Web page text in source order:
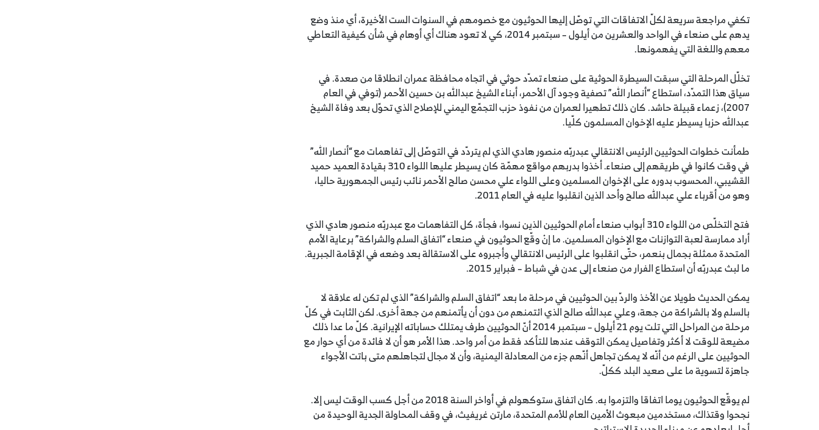
تكفي مراجعة سريعة لكلّ الاتفاقات التي توصّل إليها الحوثيون مع خصومهم في السنوات الست الأخيرة، أي منذ وضع
يدهم على صنعاء في الواحد والعشرين من أيلول – سبتمبر 2014، كي لا تعود هناك أي أوهام في شأن كيفية التعاطي
معهم واللغة التي يفهمونها.
تخلّل المرحلة التي سبقت السيطرة الحوثية على صنعاء تمدّد حوثي في اتجاه محافظة عمران انطلاقا من صعدة. في
سياق هذا التمدّد، استطاع “أنصار الله” تصفية وجود آل الأحمر، أبناء الشيخ عبدالله بن حسين الأحمر (توفي في العام
2007)، زعماء قبيلة حاشد. كان ذلك تطهيرا لعمران من نفوذ حزب التجمّع اليمني للإصلاح الذي تحوّل بعد وفاة الشيخ
عبدالله حزبا يسيطر عليه الإخوان المسلمون كلّيا.
طمأنت خطوات الحوثيين الرئيس الانتقالي عبدربّه منصور هادي الذي لم يتردّد في التوصّل إلى تفاهمات مع “أنصار الله”
في وقت كانوا في طريقهم إلى صنعاء. أخذوا بدربهم مواقع مهمّة كان يسيطر عليها اللواء 310 بقيادة العميد حميد
القشيبي، المحسوب بدوره على الإخوان المسلمين وعلى اللواء علي محسن صالح الأحمر نائب رئيس الجمهورية حاليا،
وهو من أقرباء علي عبدالله صالح وأحد الذين انقلبوا عليه في العام 2011.
فتح التخلّص من اللواء 310 أبواب صنعاء أمام الحوثيين الذين نسوا، فجأة، كل التفاهمات مع عبدربّه منصور هادي الذي
أراد ممارسة لعبة التوازنات مع الإخوان المسلمين. ما إنْ وقّع الحوثيون في صنعاء “اتفاق السلم والشراكة” برعاية الأمم
المتحدة ممثلة بجمال بنعمر، حتّى انقلبوا على الرئيس الانتقالي وأجبروه على الاستقالة بعد وضعه في الإقامة الجبرية.
ما لبث عبدربّه أن استطاع الفرار من صنعاء إلى عدن في شباط – فبراير 2015.
يمكن الحديث طويلا عن الأخذ والردّ بين الحوثيين في مرحلة ما بعد “اتفاق السلم والشراكة” الذي لم تكن له علاقة لا
بالسلم ولا بالشراكة من جهة، وعلي عبدالله صالح الذي ائتمنهم من دون أن يأتمنهم من جهة أخرى. لكن الثابت في كلّ
مرحلة من المراحل التي تلت يوم 21 أيلول – سبتمبر 2014 أنّ الحوثيين طرف يمتلك حساباته الإيرانية. كلّ ما عدا ذلك
مضيعة للوقت لا أكثر وتفاصيل يمكن التوقف عندها للتأكد فقط من أمر واحد. هذا الأمر هو أن لا فائدة من أي حوار مع
الحوثيين على الرغم من أنّه لا يمكن تجاهل أنّهم جزء من المعادلة اليمنية، وأن لا مجال لتجاهلهم متى باتت الأجواء
جاهزة لتسوية ما على صعيد البلد ككلّ.
لم يوقّع الحوثيون يوما اتفاقا والتزموا به. كان اتفاق ستوكهولم في أواخر السنة 2018 من أجل كسب الوقت ليس إلا.
نجحوا وقتذاك، مستخدمين مبعوث الأمين العام للأمم المتحدة، مارتن غريفيث، في وقف المحاولة الجدية الوحيدة من